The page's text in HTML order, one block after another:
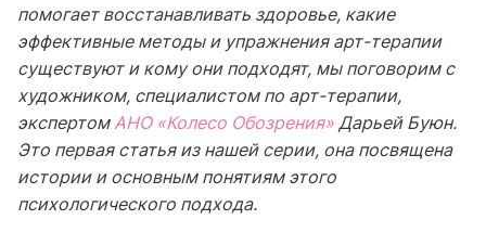
помогает восстанавливать здоровье, какие
эффективные методы и упражнения арт-терапии
существуют и кому они подходят, мы поговорим с
художником, специалистом по арт-терапии,
экспертомАНО «Колесо Обозрения»Дарьей Буюн.
Это первая статья из нашей серии, она посвящена
истории и основным понятиям этого
психологического подхода.